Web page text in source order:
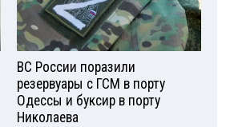
ВС России поразили
резервуары с ГСМ в порту
Одессы и буксир в порту
Николаева